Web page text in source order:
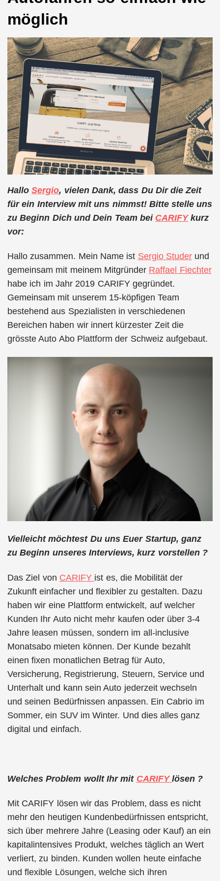
möglich
HalloSergio, vielen Dank, dass Du Dir die Zeit
für ein Interview mit uns nimmst! Bitte stelle uns
zu Beginn Dich und Dein Team bei CARIFYkurz
vor:
Hallo zusammen. Mein Name ist Sergio Studerund
gemeinsam mit meinem Mitgründer Raffael Fiechter
habe ich im Jahr 2019 CARIFY gegründet.
Gemeinsam mit unserem 15-köpfigen Team
bestehend aus Spezialisten in verschiedenen
Bereichen haben wir innert kürzester Zeit die
grösste Auto Abo Plattform der Schweiz aufgebaut.
Vielleicht möchtest Du uns Euer Startup, ganz
zu Beginn unseres Interviews, kurz vorstellen ?
Das Ziel von CARIFY ist es, die Mobilität der
Zukunft einfacher und flexibler zu gestalten. Dazu
haben wir eine Plattform entwickelt, auf welcher
Kunden Ihr Auto nicht mehr kaufen oder über 3-4
Jahre leasen müssen, sondern im all-inclusive
Monatsabo mieten können. Der Kunde bezahlt
einen fixen monatlichen Betrag für Auto,
Versicherung, Registrierung, Steuern, Service und
Unterhalt und kann sein Auto jederzeit wechseln
und seinen Bedürfnissen anpassen. Ein Cabrio im
Sommer, ein SUV im Winter. Und dies alles ganz
digital und einfach.
Welches Problem wollt Ihr mit CARIFY lösen ?
Mit CARIFY lösen wir das Problem, dass es nicht
mehr den heutigen Kundenbedürfnissen entspricht,
sich über mehrere Jahre (Leasing oder Kauf) an ein
kapitalintensives Produkt, welches täglich an Wert
verliert, zu binden. Kunden wollen heute einfache
und flexible Lösungen, welche sich ihren